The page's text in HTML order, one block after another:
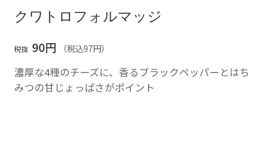
クワトロフォルマッジ
税抜 90円 （税込97円）
濃厚な4種のチーズに、香るブラックペッパーとはち
みつの甘じょっぱさがポイント